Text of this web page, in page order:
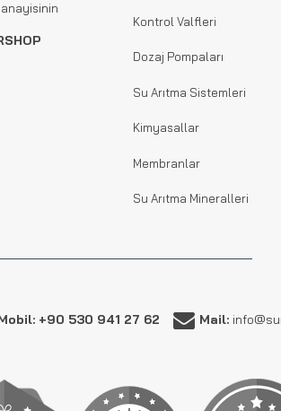
Kontrol Valfleri
Dozaj Pompaları
Su Arıtma Sistemleri
Kimyasallar
Membranlar
Su Arıtma Mineralleri
+90 530 941 27 62 Mail: